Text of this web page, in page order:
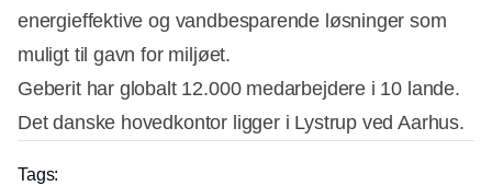
energieffektive og vandbesparende løsninger som
muligt til gavn for miljøet.
Geberit har globalt 12.000 medarbejdere i 10 lande.
Det danske hovedkontor ligger i Lystrup ved Aarhus.
Tags: